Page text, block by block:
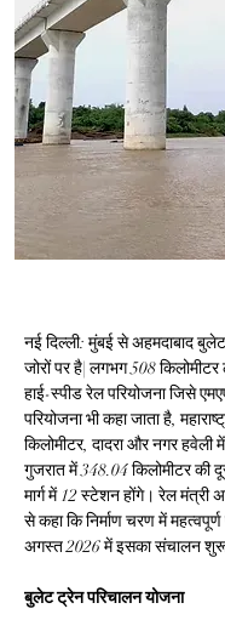
नई दिल्ली: मुंबई से अहमदाबाद
जोरों पर है| लगभग 508
हाई-स्पीड रेल परियोजना जिसे
परियोजना भी कहा जाता है,
किलोमीटर, दादरा और नगर हवेली
गुजरात में 348.04 किलोमीटर की
मार्ग में 12 स्टेशन होंगे। रेल मंत्री
से कहा कि निर्माण चरण में
अगस्त 2026 में इसका संचालन
बुलेट ट्रेन परिचालन योजना